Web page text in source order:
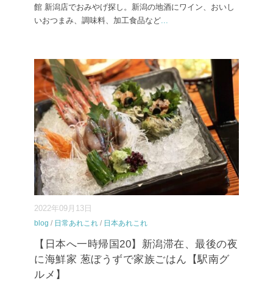
館 新潟店でおみやげ探し。新潟の地酒にワイン、おいし
いおつまみ、調味料、加工食品など...
2022年09月13日
blog / 日常あれこれ / 日本あれこれ
【日本へ一時帰国20】新潟滞在、最後の夜
に海鮮家 葱ぼうずで家族ごはん【駅南グ
ルメ】